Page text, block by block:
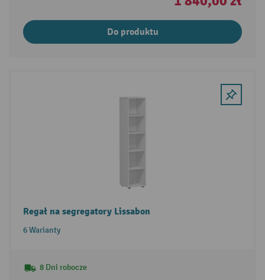
Do produktu
Regał na segregatory Lissabon
6 Warianty
8 Dni robocze